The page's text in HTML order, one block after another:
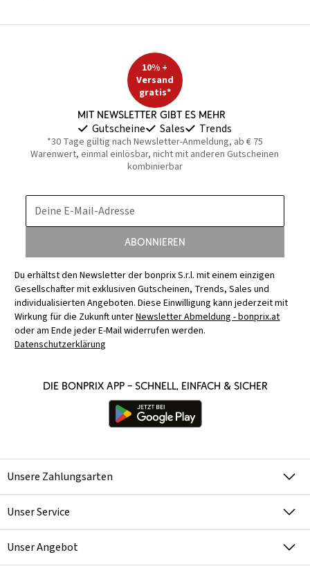
10% +
Versand
gratis*
Mit Newsletter gibt es mehr
Gutscheine Sales Trends
*30 Tage gültig nach Newsletter-Anmeldung, ab € 75
Warenwert, einmal einlösbar, nicht mit anderen Gutscheinen
kombinierbar
Deine E-Mail-Adresse
Abonnieren
Du erhältst den Newsletter der bonprix S.r.l. mit einem einzigen
Gesellschafter mit exklusiven Gutscheinen, Trends, Sales und
individualisierten Angeboten. Diese Einwilligung kann jederzeit mit
Wirkung für die Zukunft unterNewsletter Abmeldung - bonprix.at
oder am Ende jeder E-Mail widerrufen werden.
Datenschutzerklärung
Die bonprix App – schnell, einfach & sicher
Unsere Zahlungsarten
Unser Service
Unser Angebot